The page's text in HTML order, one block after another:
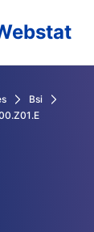
Bsi